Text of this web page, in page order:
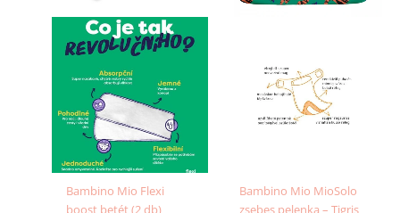
Bambino Mio Flexi
boost betét (2 db)
Bambino Mio MioSolo
zsebes pelenka – Tigris